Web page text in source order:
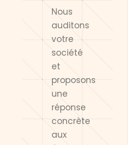
Nous
auditons
votre
société
et
proposons
une
réponse
concrète
aux